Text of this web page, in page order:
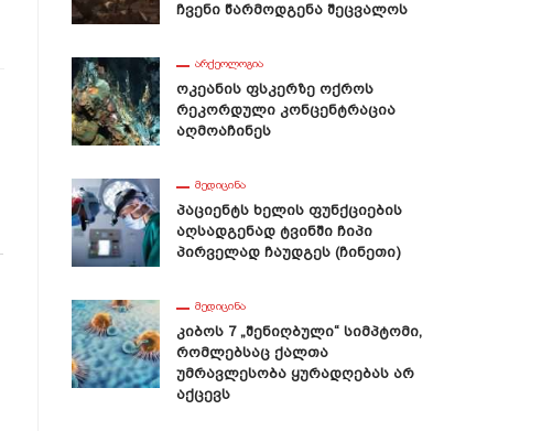
Ჩვენი Წარმოდგენა Შეცვალოს
ᲐᲠᲥᲔᲝᲚᲝᲒᲘᲐ
Ოკეანის Ფსკერზე Ოქროს
Რეკორდული Კონცენტრაცია
Აღმოაჩინეს
ᲛᲔᲓᲘᲪᲘᲜᲐ
Პაციენტს Ხელის Ფუნქციების
Აღსადგენად Ტვინში Ჩიპი
Პირველად Ჩაუდგეს (ჩინეთი)
ᲛᲔᲓᲘᲪᲘᲜᲐ
Კიბოს 7 „შენიღბული“ Სიმპტომი,
Რომლებსაც Ქალთა
Უმრავლესობა Ყურადღებას Არ
Აქცევს